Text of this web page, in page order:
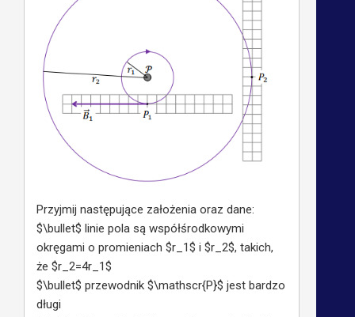
Przyjmij następujące założenia oraz dane:
$\bullet$ linie pola są współśrodkowymi
okręgami o promieniach $r_1$ i $r_2$, takich,
że $r_2=4r_1$
$\bullet$ przewodnik $\mathscr{P}$ jest bardzo
długi